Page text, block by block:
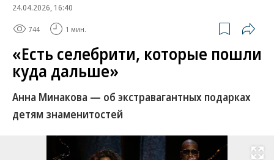
24.04.2026, 16:40
744 1 мин.
«Есть селебрити, которые пошли
куда дальше»
Анна Минакова — об экстравагантных подарках
детям знаменитостей